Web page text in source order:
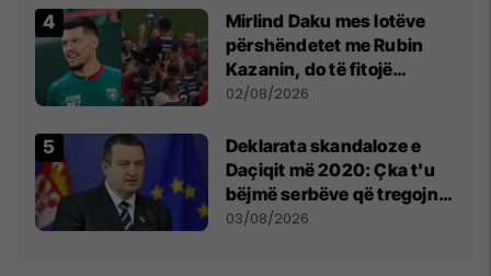
Mirlind Daku mes lotëve
përshëndetet me Rubin
Kazanin, do të fitojë
miliona te Spartak Moska
02/08/2026
​Deklarata skandaloze e
Daçiqit më 2020: Çka t'u
bëjmë serbëve që tregojnë
ku janë varrosur shqiptarët
03/08/2026